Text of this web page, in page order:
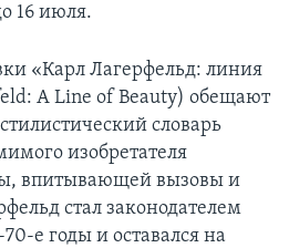
16 июля.
«Карл Лагерфельд: линия
A Line of Beauty) обещают
словарь
изобретателя
впитывающей вызовы и
стал законодателем
е годы и оставался на